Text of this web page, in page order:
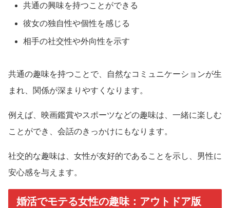
共通の興味を持つことができる
彼女の独自性や個性を感じる
相手の社交性や外向性を示す
共通の趣味を持つことで、自然なコミュニケーションが生
まれ、関係が深まりやすくなります。
例えば、映画鑑賞やスポーツなどの趣味は、一緒に楽しむ
ことができ、会話のきっかけにもなります。
社交的な趣味は、女性が友好的であることを示し、男性に
安心感を与えます。
婚活でモテる女性の趣味：アウトドア版